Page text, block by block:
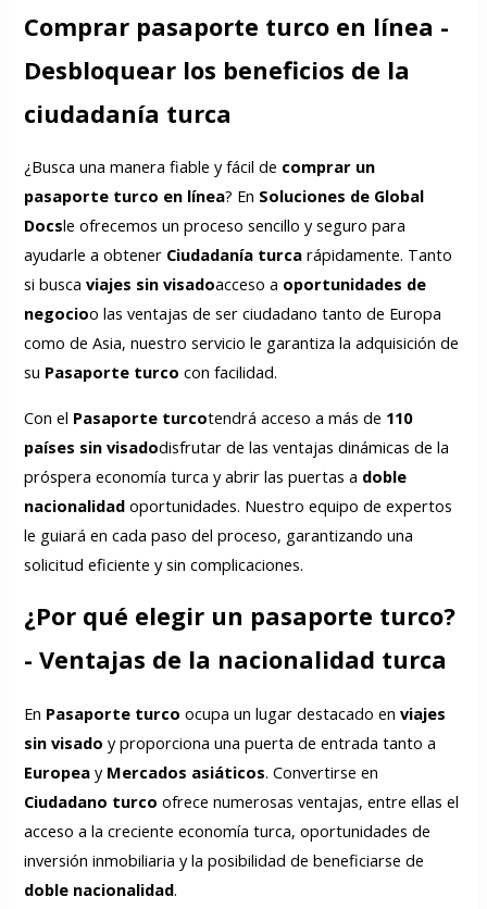
Comprar pasaporte turco en línea -
Desbloquear los beneficios de la
ciudadanía turca
¿Busca una manera fiable y fácil de comprar un
pasaporte turco en línea? En Soluciones de Global
Docsle ofrecemos un proceso sencillo y seguro para
ayudarle a obtener Ciudadanía turca rápidamente. Tanto
si buscaviajes sin visadoacceso a oportunidades de
negocioo las ventajas de ser ciudadano tanto de Europa
como de Asia, nuestro servicio le garantiza la adquisición de
su Pasaporte turco con facilidad.
Con el Pasaporte turcotendrá acceso a más de 110
países sin visadodisfrutar de las ventajas dinámicas de la
próspera economía turca y abrir las puertas a doble
nacionalidad oportunidades. Nuestro equipo de expertos
le guiará en cada paso del proceso, garantizando una
solicitud eficiente y sin complicaciones.
¿Por qué elegir un pasaporte turco?
- Ventajas de la nacionalidad turca
En Pasaporte turco ocupa un lugar destacado enviajes
sin visado y proporciona una puerta de entrada tanto a
Europea y Mercados asiáticos. Convertirse en
Ciudadano turco ofrece numerosas ventajas, entre ellas el
acceso a la creciente economía turca, oportunidades de
inversión inmobiliaria y la posibilidad de beneficiarse de
doble nacionalidad.